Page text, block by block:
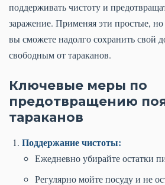
поддерживать чистоту и
заражение. Применяя эти простые,
вы сможете надолго сохранить свой
свободным от тараканов.
Ключевые меры по
предотвращению
тараканов
Поддержание чистоты:
Ежедневно убирайте остатки
Регулярно мойте посуду и не